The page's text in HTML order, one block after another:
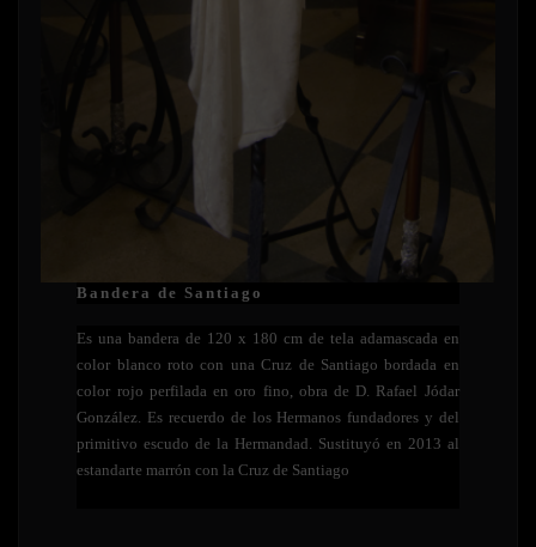
Bandera de Santiago
Es una bandera de 120 x 180 cm de tela adamascada en
color blanco roto con una Cruz de Santiago bordada en
color rojo perfilada en oro fino, obra de D. Rafael Jódar
González. Es recuerdo de los Hermanos fundadores y del
primitivo escudo de la Hermandad. Sustituyó en 2013 al
estandarte marrón con la Cruz de Santiago